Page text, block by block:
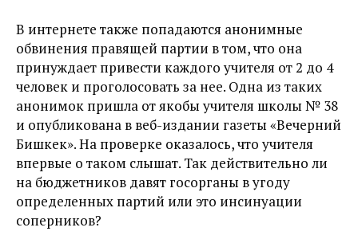
В интернете также попадаются анонимные
обвинения правящей партии в том, что она
принуждает привести каждого учителя от 2 до 4
человек и проголосовать за нее. Одна из таких
анонимок пришла от якобы учителя школы № 38
и опубликована в веб-издании газеты «Вечерний
Бишкек». На проверке оказалось, что учителя
впервые о таком слышат. Так действительно ли
на бюджетников давят госорганы в угоду
определенных партий или это инсинуации
соперников?